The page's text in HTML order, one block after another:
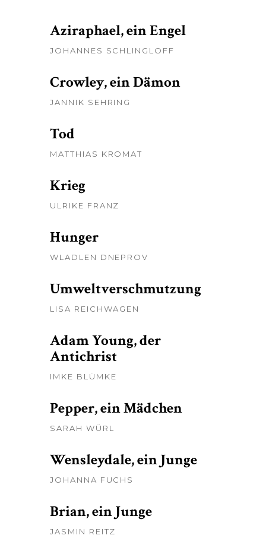
Aziraphael, ein Engel
JOHANNES SCHLINGLOFF
Crowley, ein Dämon
JANNIK SEHRING
Tod
MATTHIAS KROMAT
Krieg
ULRIKE FRANZ
Hunger
WLADLEN DNEPROV
Umweltverschmutzung
LISA REICHWAGEN
Adam Young, der
Antichrist
IMKE BLÜMKE
Pepper, ein Mädchen
SARAH WÜRL
Wensleydale, ein Junge
JOHANNA FUCHS
Brian, ein Junge
JASMIN REITZ